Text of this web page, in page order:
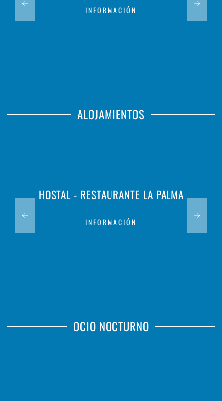
INFORMACIÓN
ALOJAMIENTOS
HOSTAL - RESTAURANTE LA PALMA
INFORMACIÓN
OCIO NOCTURNO